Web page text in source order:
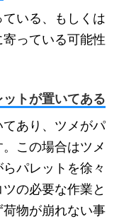
いる、もしくは
っている可能性
トが置いてある
あり、ツメがパ
この場合はツメ
パレットを徐々
の必要な作業と
物が崩れない事